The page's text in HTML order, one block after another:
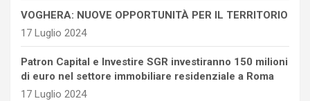
VOGHERA: NUOVE OPPORTUNITÀ PER IL TERRITORIO
17 Luglio 2024
Patron Capital e Investire SGR investiranno 150 milioni
di euro nel settore immobiliare residenziale a Roma
17 Luglio 2024